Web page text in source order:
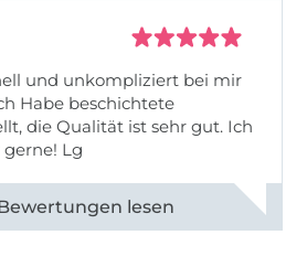
und unkompliziert bei mir
Habe beschichtete
die Qualität ist sehr gut. Ich
Lg
ansehen